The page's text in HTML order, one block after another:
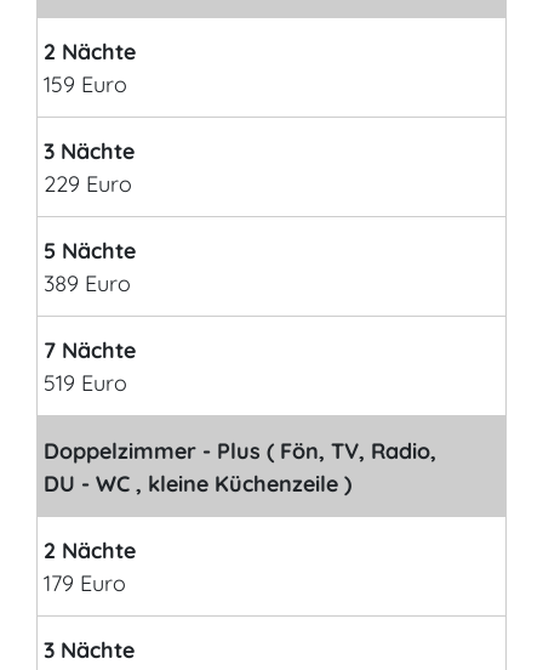
2 Nächte
159 Euro
3 Nächte
229 Euro
5 Nächte
389 Euro
7 Nächte
519 Euro
Doppelzimmer - Plus ( Fön, TV, Radio,
DU - WC , kleine Küchenzeile )
2 Nächte
179 Euro
3 Nächte